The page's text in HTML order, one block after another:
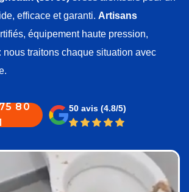
efficace et garanti. Artisans
équipement haute pression,
nous traitons chaque situation avec
80
50 avis (4.8/5)